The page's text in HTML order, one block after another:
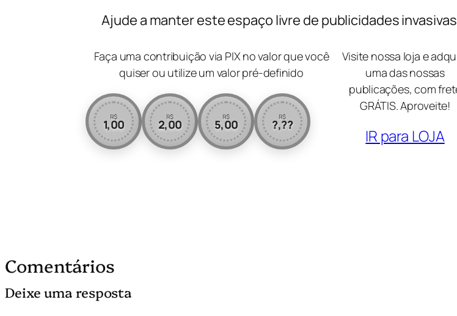
Ajude a manter este espaço livre de publicidades invasivas
Faça uma contribuição via PIX no valor que você
quiser ou utilize um valor pré-definido
R$
1,00
R$
2,00
R$
5,00
R$
?,??
Visite nossa loja e
uma das nossas
publicações, com
GRÁTIS. Aproveite!
IR para LOJA
Comentários
Deixe uma resposta